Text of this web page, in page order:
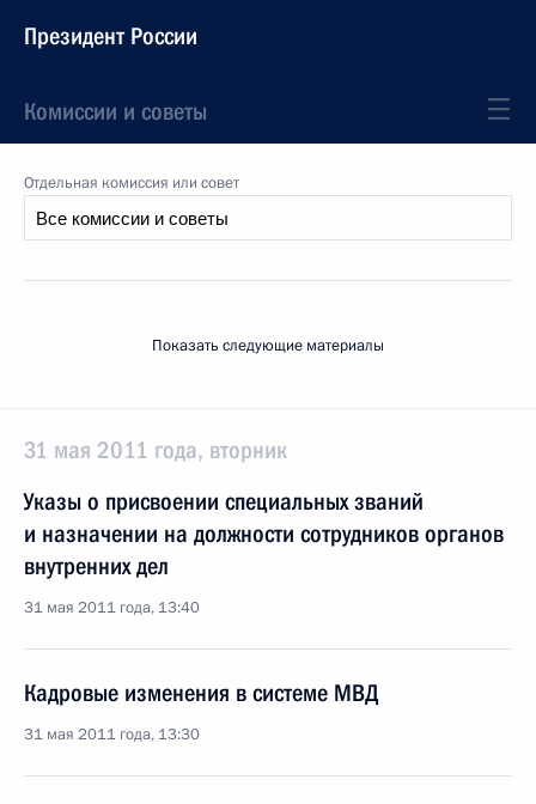
Президент России
Комиссии и советы
Отдельная комиссия или совет
Показать следующие материалы
31 мая 2011 года, вторник
Указы о присвоении специальных званий
и назначении на должности сотрудников органов
внутренних дел
31 мая 2011 года, 13:40
Кадровые изменения в системе МВД
31 мая 2011 года, 13:30